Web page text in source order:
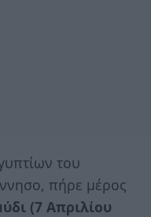
του
πήρε μέρος
(7 Απριλίου